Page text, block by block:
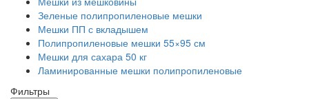
Зеленые полипропиленовые мешки
Мешки ПП с вкладышем
Полипропиленовые мешки 55×95 см
Мешки для сахара 50 кг
Ламинированные мешки полипропиленовые
Фильтры